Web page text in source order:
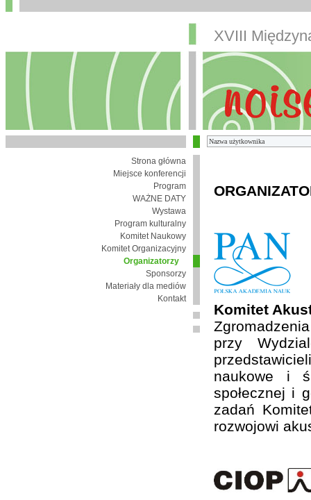
XVIII
Strona główna
Miejsce konferencji
Program
WAŻNE DATY
Wystawa
Program kulturalny
Komitet Naukowy
Komitet Organizacyjny
Organizatorzy
Sponsorzy
Materiały dla mediów
Kontakt
Komitet
przy
naukowe i
społecznej i
zadań
rozwojowi